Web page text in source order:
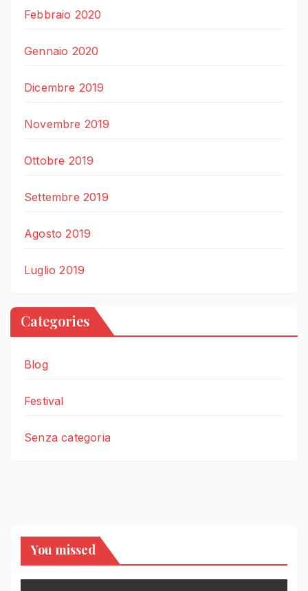
Febbraio 2020
Gennaio 2020
Dicembre 2019
Novembre 2019
Ottobre 2019
Settembre 2019
Agosto 2019
Luglio 2019
Categories
Blog
Festival
Senza categoria
You missed